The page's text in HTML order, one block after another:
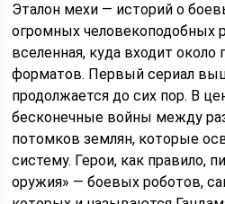
Эталон мехи — историй о
огромных человекоподобных
вселенная, куда входит около
форматов. Первый сериал
продолжается до сих пор. В
бесконечные войны между
потомков землян, которые
систему. Герои, как правило,
оружия» — боевых роботов,